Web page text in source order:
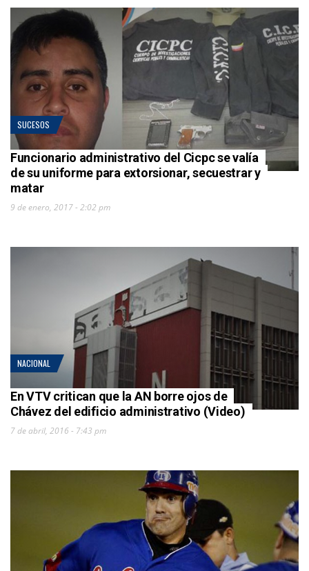
SUCESOS
Funcionario administrativo del Cicpc se valía
de su uniforme para extorsionar, secuestrar y
matar
9 de enero, 2017 - 2:02 pm
NACIONAL
En VTV critican que la AN borre ojos de
Chávez del edificio administrativo (Video)
7 de abril, 2016 - 7:43 pm